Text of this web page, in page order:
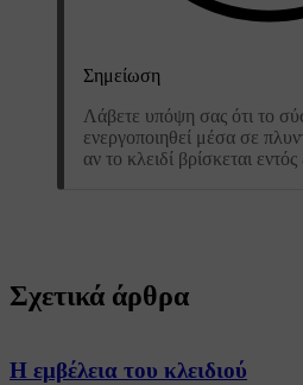
Σημείωση
Λάβετε υπόψη σας ότι το
ενεργοποιηθεί μέσα σε
αν το κλειδί βρίσκεται
Σχετικά άρθρα
Η εμβέλεια του κλειδιού